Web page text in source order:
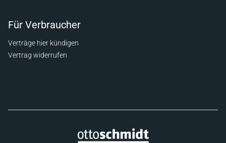
Für Verbraucher
Verträge hier kündigen
Vertrag widerrufen